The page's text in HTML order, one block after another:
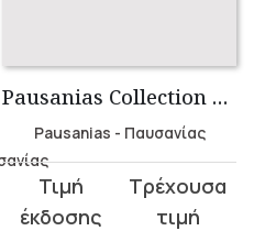
Pausanias Collection – Hardbound (3 volumes)
Pausanias - Παυσανίας
Original
price
Current
price